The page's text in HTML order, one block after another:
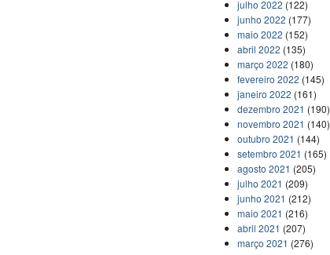
julho 2022 (122)
junho 2022 (177)
maio 2022 (152)
abril 2022 (135)
março 2022 (180)
fevereiro 2022 (145)
janeiro 2022 (161)
dezembro 2021 (190)
novembro 2021 (140)
outubro 2021 (144)
setembro 2021 (165)
agosto 2021 (205)
julho 2021 (209)
junho 2021 (212)
maio 2021 (216)
abril 2021 (207)
março 2021 (276)